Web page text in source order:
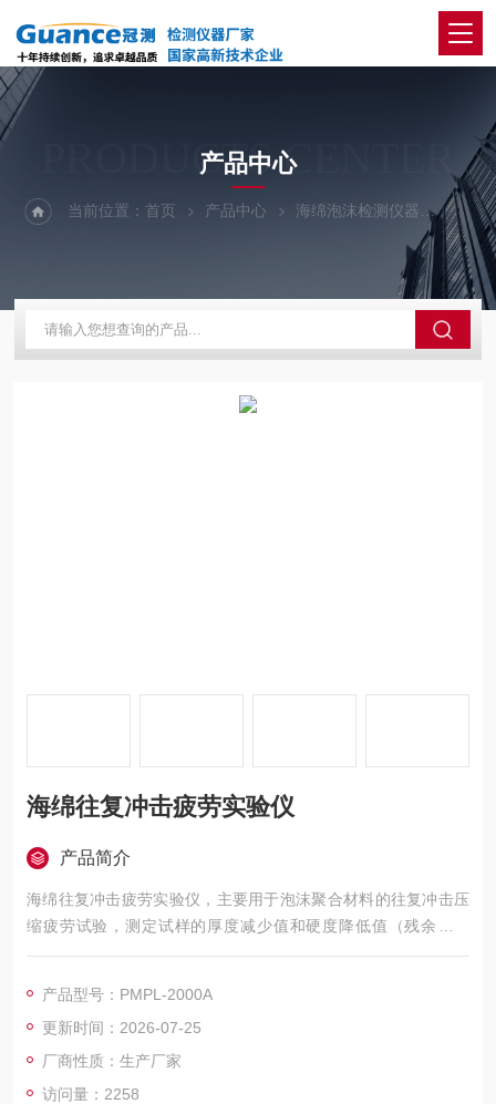
PRODUCTS CENTER
产品中心
当前位置：首页 产品中心 海绵泡沫检测仪器 海绵
海绵往复冲击疲劳实验仪
产品简介
海绵往复冲击疲劳实验仪，主要用于泡沫聚合材料的往复冲击压
缩疲劳试验，测定试样的厚度减少值和硬度降低值（残余变形
率），并由此可以了解材料的动态疲劳特性。本仪器的大特点
荷时能够自动调节试样托盘的高度，使冲击负荷始终保持在设定
的冲击负荷范围内，当试验完成后，具有报警提示！
产品型号：PMPL-2000A
更新时间：2026-07-25
厂商性质：生产厂家
访问量：2258